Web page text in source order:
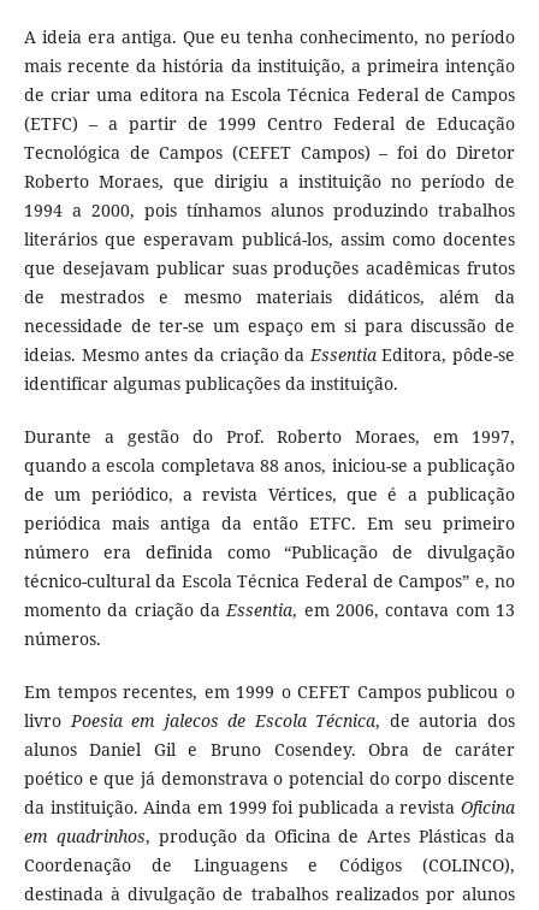
A ideia era antiga. Que eu tenha conhecimento, no período
mais recente da história da instituição, a primeira intenção
de criar uma editora na Escola Técnica Federal de Campos
(ETFC) – a partir de 1999 Centro Federal de Educação
Tecnológica de Campos (CEFET Campos) – foi do Diretor
Roberto Moraes, que dirigiu a instituição no período de
1994 a 2000, pois tínhamos alunos produzindo trabalhos
literários que esperavam publicá-los, assim como docentes
que desejavam publicar suas produções acadêmicas frutos
de mestrados e mesmo materiais didáticos, além da
necessidade de ter-se um espaço em si para discussão de
ideias. Mesmo antes da criação daEssentiaEditora, pôde-se
identificar algumas publicações da instituição.
Durante a gestão do Prof. Roberto Moraes, em 1997,
quando a escola completava 88 anos, iniciou-se a publicação
de um periódico, a revista Vértices, que é a publicação
periódica mais antiga da então ETFC. Em seu primeiro
número era definida como “Publicação de divulgação
técnico-cultural da Escola Técnica Federal de Campos” e, no
momento da criação daEssentia, em 2006, contava com 13
números.
Em tempos recentes, em 1999 o CEFET Campos publicou o
livroPoesia em jalecos de Escola Técnica, de autoria dos
alunos Daniel Gil e Bruno Cosendey. Obra de caráter
poético e que já demonstrava o potencial do corpo discente
da instituição. Ainda em 1999 foi publicada a revistaOficina
em quadrinhos, produção da Oficina de Artes Plásticas da
Coordenação de Linguagens e Códigos (COLINCO),
destinada à divulgação de trabalhos realizados por alunos